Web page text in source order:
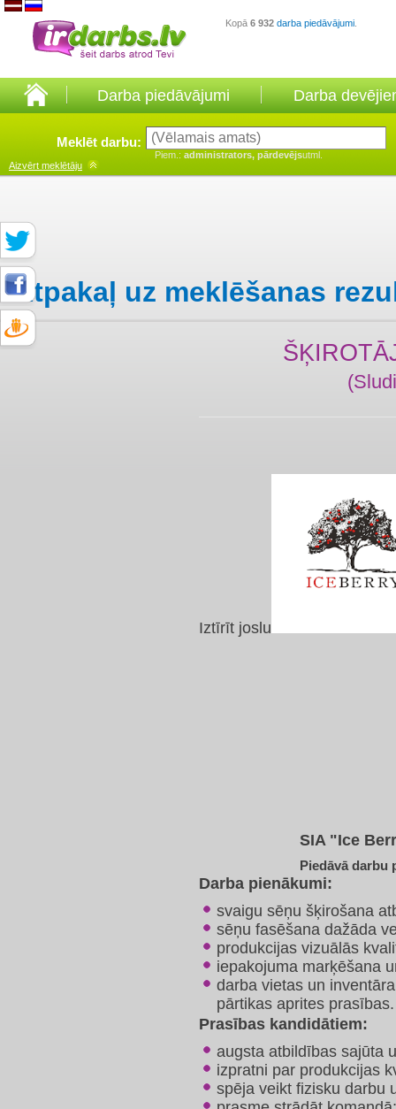
Kopā 6 932 darba piedāvājumi
Darba piedāvājumi Darba
Meklēt darbu:
Piem.: administrators, pārdevējsutml.
Aizvērt meklētāju
Atpakaļ uz meklēšanas
Iztīrīt joslu
SIA "Ice
Piedāvā
Darba pienākumi:
svaigu sēņu šķirošana
sēņu fasēšana dažāda
produkcijas vizuālās
iepakojuma marķēšana
darba vietas un
pārtikas aprites prasības.
Prasības kandidātiem:
augsta atbildības sajūta
izpratni par produkcijas
spēja veikt fizisku darbu